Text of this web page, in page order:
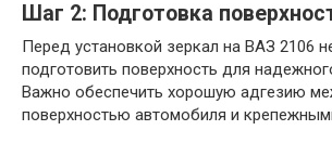
Шаг 2: Подготовка
Перед установкой зеркал на ВАЗ 2106
подготовить поверхность для
Важно обеспечить хорошую адгезию
поверхностью автомобиля и